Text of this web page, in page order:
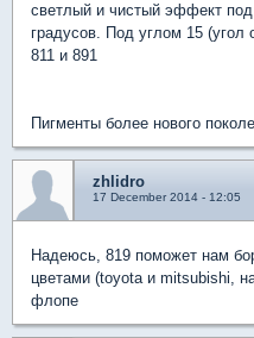
светлый и чистый эффект
градусов. Под углом 15 (угол
811 и 891
Пигменты более нового
zhlidro
17 December 2014 - 12:05
Надеюсь, 819 поможет нам
цветами (toyota и mitsubishi,
флопе